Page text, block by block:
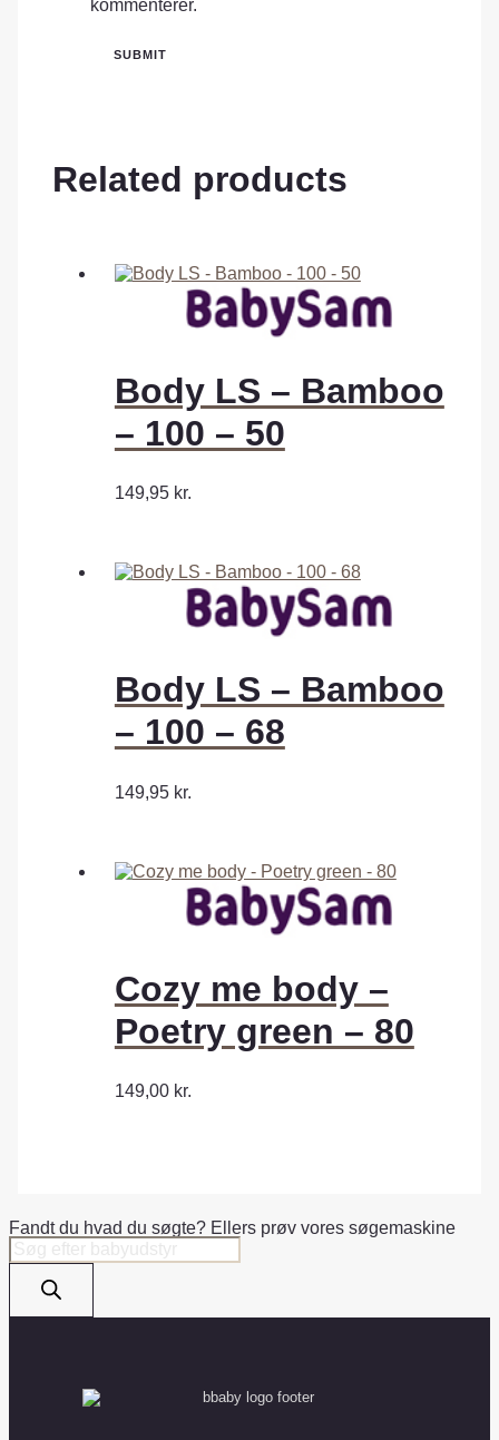
kommenterer.
Related products
Body LS – Bamboo
– 100 – 50
149,95 kr.
Body LS – Bamboo
– 100 – 68
149,95 kr.
Cozy me body –
Poetry green – 80
149,00 kr.
Fandt du hvad du søgte? Ellers prøv vores søgemaskine
Products
search